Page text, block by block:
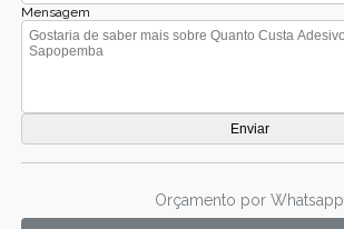
Mensagem
Orçamento por Whatsapp